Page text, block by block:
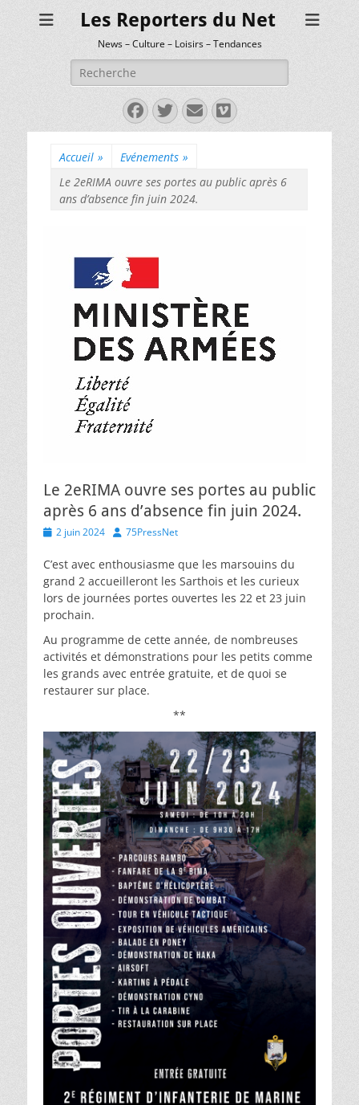
Les Reporters du Net
News – Culture – Loisirs – Tendances
Rechercher :
Facebook
Twitter
E-
mail
Vimeo
Accueil » Evénements »
Le 2eRIMA ouvre ses portes au public après 6
ans d’absence fin juin 2024.
Le 2eRIMA ouvre ses portes au public
après 6 ans d’absence fin juin 2024.
Posted2 juin 2024 Author
75PressNet
C’est avec enthousiasme que les marsouins du
grand 2 accueilleront les Sarthois et les curieux
lors de journées portes ouvertes les 22 et 23 juin
prochain.
Au programme de cette année, de nombreuses
activités et démonstrations pour les petits comme
les grands avec entrée gratuite, et de quoi se
restaurer sur place.
**